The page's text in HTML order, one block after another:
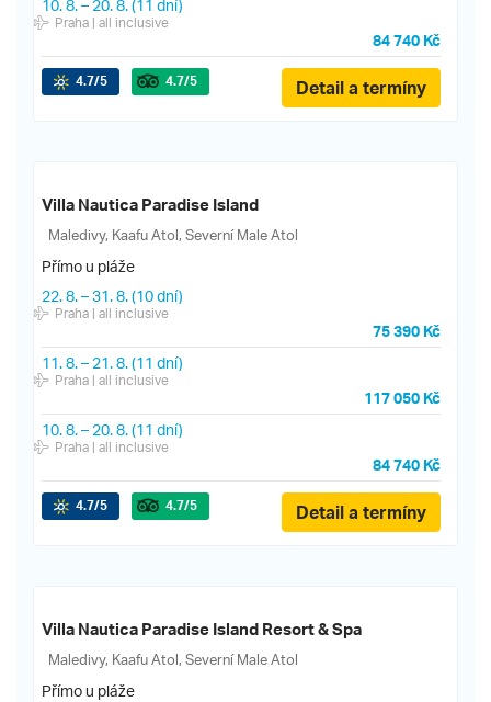
10. 8.– 20. 8.(11 dní)
Praha| all inclusive
84 740 Kč
4.7/5 4.7/5 Detail a termíny
Villa Nautica Paradise Island
Maledivy, Kaafu Atol, Severní Male Atol
Přímo u pláže
22. 8.–31. 8.(10 dní)
Praha| all inclusive
75 390 Kč
11. 8.– 21. 8.(11 dní)
Praha| all inclusive
117 050 Kč
10. 8.– 20. 8.(11 dní)
Praha| all inclusive
84 740 Kč
4.7/5 4.7/5 Detail a termíny
Villa Nautica Paradise Island Resort & Spa
Maledivy, Kaafu Atol, Severní Male Atol
Přímo u pláže